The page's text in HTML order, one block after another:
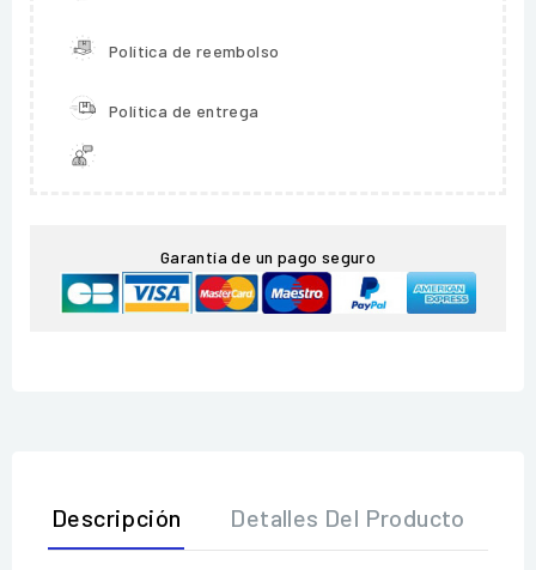
Política de reembolso
Política de entrega
Garantía de un pago seguro
Descripción Detalles Del Producto